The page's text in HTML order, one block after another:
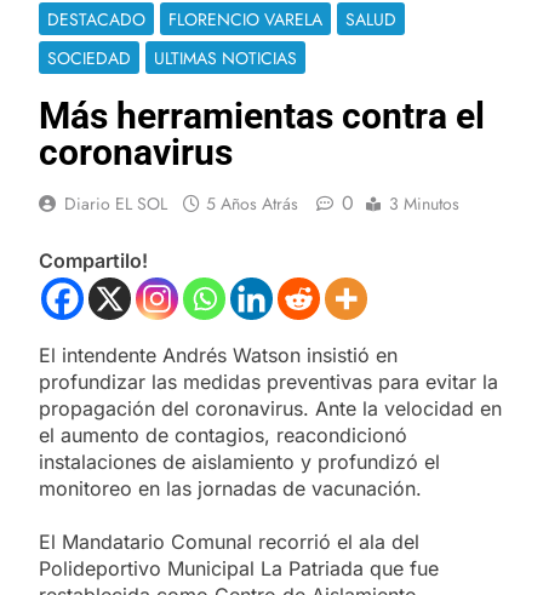
DESTACADO FLORENCIO VARELA
SALUD
SOCIEDAD
ULTIMAS NOTICIAS
Más herramientas contra el
coronavirus
Diario EL SOL 5 Años Atrás 0 3 Minutos
Compartilo!
El intendente Andrés Watson insistió en
profundizar las medidas preventivas para evitar la
propagación del coronavirus. Ante la velocidad en
el aumento de contagios, reacondicionó
instalaciones de aislamiento y profundizó el
monitoreo en las jornadas de vacunación.
El Mandatario Comunal recorrió el ala del
Polideportivo Municipal La Patriada que fue